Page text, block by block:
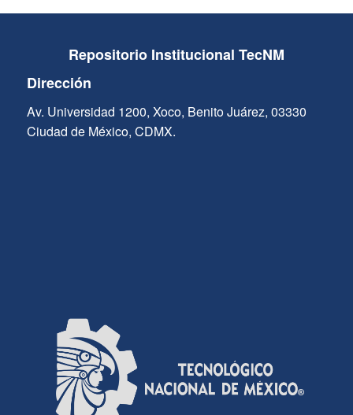
Repositorio Institucional TecNM
Dirección
Av. Universidad 1200, Xoco, Benito Juárez, 03330
Ciudad de México, CDMX.